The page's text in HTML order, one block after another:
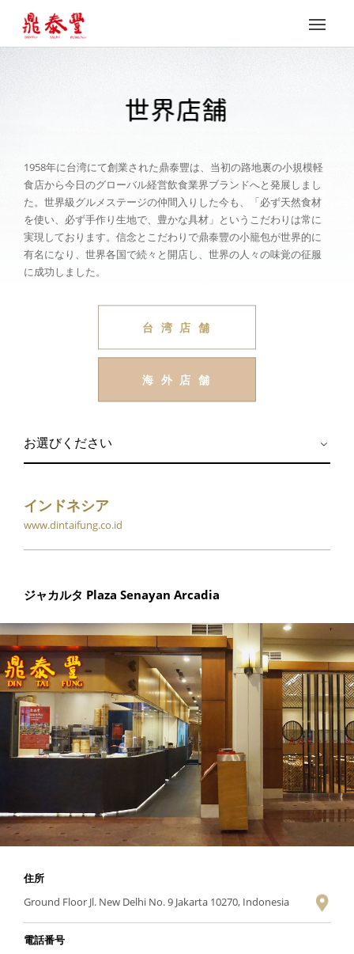
1958年に台湾にて創業された鼎泰豐は、当初の路地裏の小規模軽
食店から今日のグローバル経営飲食業界ブランドへと発展しまし
た。世界級グルメステージの仲間入りした今も、「必ず天然食材
を使い、必ず手作り生地で、豊かな具材」というこだわりは常に
実現しております。信念とこだわりで鼎泰豐の小籠包が世界的に
有名になり、世界各国で続々と開店し、世界の人々の味覚の征服
に成功しました。
台 湾 店 舗
海 外 店 舗
インドネシア
www.dintaifung.co.id
ジャカルタ Plaza Senayan Arcadia
住所
Ground Floor Jl. New Delhi No. 9 Jakarta 10270, Indonesia
電話番号